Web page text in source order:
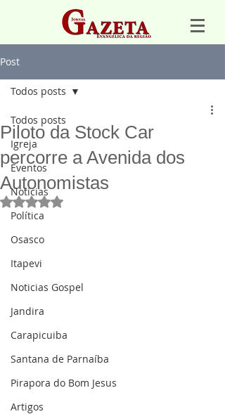
Post
Todos posts
Igreja
Eventos
Notícias
Política
Osasco
Itapevi
Noticias Gospel
Jandira
Carapicuiba
Santana de Parnaíba
Pirapora do Bom Jesus
Artigos
Todos posts
Piloto da Stock Car
percorre a Avenida dos
Autonomistas
Avaliado com NaN de 5 estrelas.